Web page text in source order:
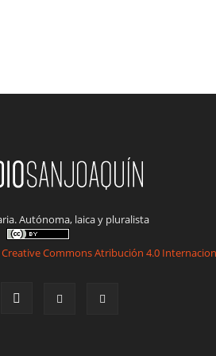
Autónoma, laica y pluralista
Creative Commons Atribución 4.0